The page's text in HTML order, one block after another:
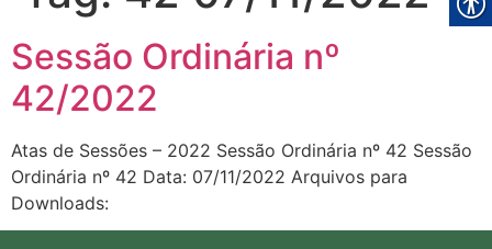
Sessão Ordinária nº
42/2022
Atas de Sessões – 2022 Sessão Ordinária nº 42 Sessão
Ordinária nº 42 Data: 07/11/2022 Arquivos para
Downloads: